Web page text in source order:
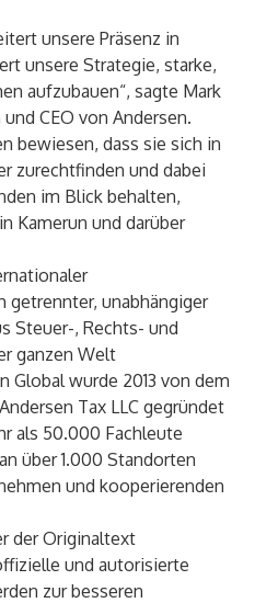
unsere Präsenz in
unsere Strategie, starke,
aufzubauen“, sagte Mark
CEO von Andersen.
bewiesen, dass sie sich in
zurechtfinden und dabei
im Blick behalten,
Kamerun und darüber
getrennter, unabhängiger
Steuer-, Rechts- und
ganzen Welt
Global wurde 2013 von dem
Tax LLC gegründet
als 50.000 Fachleute
über 1.000 Standorten
und kooperierenden
der Originaltext
und autorisierte
zur besseren